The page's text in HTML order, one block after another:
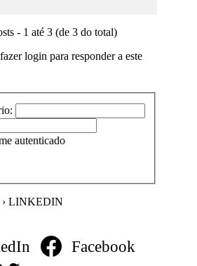
- 1 até 3 (de 3 do total)
login para responder a este
autenticado
› LINKEDIN
Facebook